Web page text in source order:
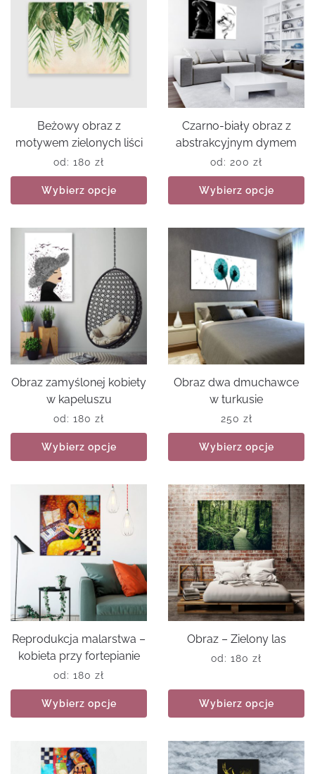
Beżowy obraz z
motywem zielonych liści
od: 180 zł
Wybierz opcje
Czarno-biały obraz z
abstrakcyjnym dymem
od: 200 zł
Wybierz opcje
Obraz zamyślonej kobiety
w kapeluszu
od: 180 zł
Wybierz opcje
Obraz dwa dmuchawce
w turkusie
250 zł
Wybierz opcje
Reprodukcja malarstwa –
kobieta przy fortepianie
od: 180 zł
Wybierz opcje
Obraz – Zielony las
od: 180 zł
Wybierz opcje